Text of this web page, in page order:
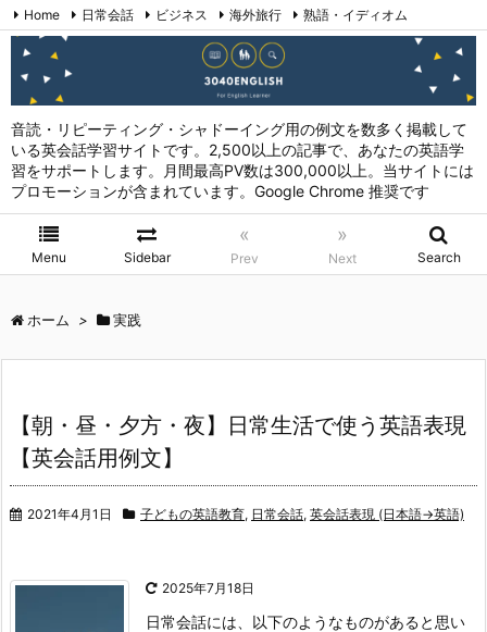
音読・リピーティング・シャドーイング用の例文を数多く掲載して
いる英会話学習サイトです。2,500以上の記事で、あなたの英語学
習をサポートします。月間最高PV数は300,000以上。当サイトには
プロモーションが含まれています。Google Chrome 推奨です
Menu Sidebar
«
Prev
»
Next Search
Home 日常会話 ビジネス 海外旅行
熟語・イディオム
英会話表現 (日本語→英語)
お問い合わせ
ホーム > 実践
【朝・昼・夕方・夜】日常生活で使う英語表現
【英会話用例文】
2021年4月1日 子どもの英語教育, 日常会話, 英会話表現 (日本語→英語)
2025年7月18日
日常会話には、以下のようなものがあると思い